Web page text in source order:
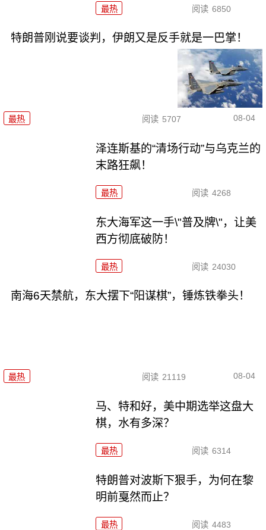
最热 阅读 6850
特朗普刚说要谈判，伊朗又是反手就是一巴掌！
最热 阅读 5707 08-04
泽连斯基的“清场行动”与乌克兰的
末路狂飙！
最热 阅读 4268
东大海军这一手\"普及牌\"，让美
西方彻底破防！
最热 阅读 24030
南海6天禁航，东大摆下“阳谋棋”，锤炼铁拳头！
最热 阅读 21119 08-04
马、特和好，美中期选举这盘大
棋，水有多深？
最热 阅读 6314
特朗普对波斯下狠手，为何在黎
明前戛然而止？
最热 阅读 4483